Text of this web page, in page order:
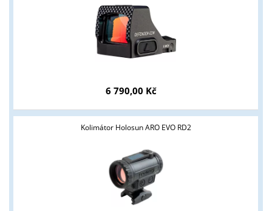
6 790,00 Kč
Kolimátor Holosun ARO EVO RD2
Tyto stránky jsou určeny pouze odborné veřejnosti od 18 let a
podnikatelům v oblasti zbraně a střelivo. Splňujete tyto
ANO NE